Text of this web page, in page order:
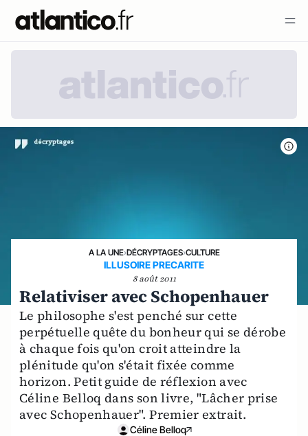
A LA UNE›DÉCRYPTAGES›CULTURE
ILLUSOIRE PRECARITE
8 août 2011
Relativiser avec Schopenhauer
Le philosophe s'est penché sur cette
perpétuelle quête du bonheur qui se dérobe
à chaque fois qu'on croit atteindre la
plénitude qu'on s'était fixée comme
horizon. Petit guide de réflexion avec
Céline Belloq dans son livre, "Lâcher prise
avec Schopenhauer". Premier extrait.
Céline Belloq